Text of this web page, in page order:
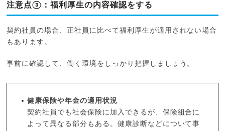
注意点③：福利厚生の内容確認をする
契約社員の場合、正社員に比べて福利厚生が適用されない場合
もあります。
事前に確認して、働く環境をしっかり把握しましょう。
健康保険や年金の適用状況
契約社員でも社会保険に加入できるが、保険組合に
よって異なる部分もある。健康診断などについて事